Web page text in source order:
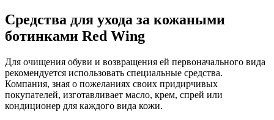
Средства для ухода за кожаными
ботинками Red Wing
Для очищения обуви и возвращения ей первоначального вида
рекомендуется использовать специальные средства.
Компания, зная о пожеланиях своих придирчивых
покупателей, изготавливает масло, крем, спрей или
кондиционер для каждого вида кожи.